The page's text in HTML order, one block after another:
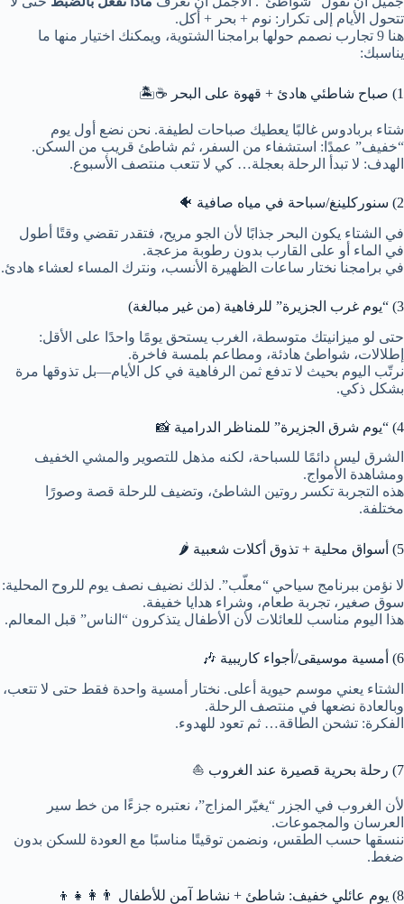
تتحول الأيام إلى تكرار: نوم + بحر + أكل.
هنا 9 تجارب نصمم حولها برامجنا الشتوية، ويمكنك اختيار منها ما
يناسبك:
1) صباح شاطئي هادئ + قهوة على البحر ☕🏝️
شتاء بربادوس غالبًا يعطيك صباحات لطيفة. نحن نضع أول يوم
“خفيف” عمدًا: استشفاء من السفر، ثم شاطئ قريب من السكن.
الهدف: لا تبدأ الرحلة بعجلة… كي لا تتعب منتصف الأسبوع.
2) سنوركلينغ/سباحة في مياه صافية 🐠
في الشتاء يكون البحر جذابًا لأن الجو مريح، فتقدر تقضي وقتًا أطول
في الماء أو على القارب بدون رطوبة مزعجة.
في برامجنا نختار ساعات الظهيرة الأنسب، ونترك المساء لعشاء هادئ.
3) “يوم غرب الجزيرة” للرفاهية (من غير مبالغة)
حتى لو ميزانيتك متوسطة، الغرب يستحق يومًا واحدًا على الأقل:
إطلالات، شواطئ هادئة، ومطاعم بلمسة فاخرة.
نرتّب اليوم بحيث لا تدفع ثمن الرفاهية في كل الأيام—بل تذوقها مرة
بشكل ذكي.
4) “يوم شرق الجزيرة” للمناظر الدرامية 📸
الشرق ليس دائمًا للسباحة، لكنه مذهل للتصوير والمشي الخفيف
ومشاهدة الأمواج.
هذه التجربة تكسر روتين الشاطئ، وتضيف للرحلة قصة وصورًا
مختلفة.
5) أسواق محلية + تذوق أكلات شعبية 🌶️
لا نؤمن ببرنامج سياحي “معلّب”. لذلك نضيف نصف يوم للروح المحلية:
سوق صغير، تجربة طعام، وشراء هدايا خفيفة.
هذا اليوم مناسب للعائلات لأن الأطفال يتذكرون “الناس” قبل المعالم.
6) أمسية موسيقى/أجواء كاريبية 🎶
الشتاء يعني موسم حيوية أعلى. نختار أمسية واحدة فقط حتى لا تتعب،
وبالعادة نضعها في منتصف الرحلة.
الفكرة: تشحن الطاقة… ثم تعود للهدوء.
7) رحلة بحرية قصيرة عند الغروب ⛵
لأن الغروب في الجزر “يغيّر المزاج”، نعتبره جزءًا من خط سير
العرسان والمجموعات.
ننسقها حسب الطقس، ونضمن توقيتًا مناسبًا مع العودة للسكن بدون
ضغط.
8) يوم عائلي خفيف: شاطئ + نشاط آمن للأطفال 👨‍👩‍👧‍👦